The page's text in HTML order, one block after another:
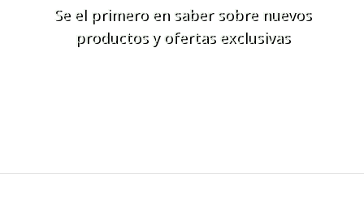
Se el primero en saber sobre nuevos
productos y ofertas exclusivas